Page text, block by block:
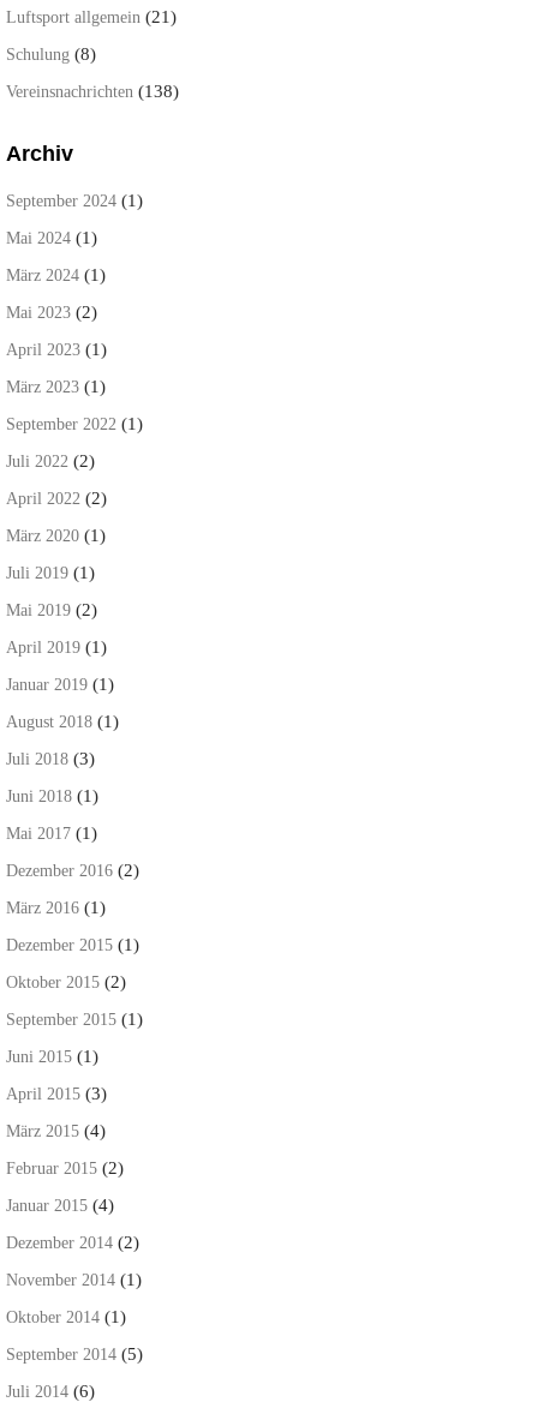
Luftsport allgemein (21)
Schulung (8)
Vereinsnachrichten (138)
Archiv
September 2024 (1)
Mai 2024 (1)
März 2024 (1)
Mai 2023 (2)
April 2023 (1)
März 2023 (1)
September 2022 (1)
Juli 2022 (2)
April 2022 (2)
März 2020 (1)
Juli 2019 (1)
Mai 2019 (2)
April 2019 (1)
Januar 2019 (1)
August 2018 (1)
Juli 2018 (3)
Juni 2018 (1)
Mai 2017 (1)
Dezember 2016 (2)
März 2016 (1)
Dezember 2015 (1)
Oktober 2015 (2)
September 2015 (1)
Juni 2015 (1)
April 2015 (3)
März 2015 (4)
Februar 2015 (2)
Januar 2015 (4)
Dezember 2014 (2)
November 2014 (1)
Oktober 2014 (1)
September 2014 (5)
Juli 2014 (6)